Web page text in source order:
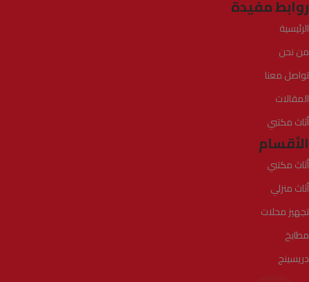
روابط مفيدة
الرئيسية
من نحن
تواصل معنا
المقالات
أثاث مكتبي
الأقسام
أثاث مكتبي
أثاث منزلي
تجهيز محلات
مطابخ
دريسينج